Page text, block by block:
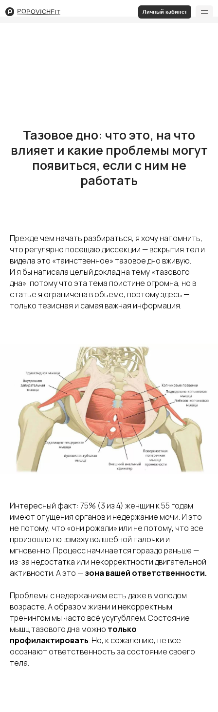
POPOVICHFIT
Прежде чем начать разбираться, я хочу напомнить,
что регулярно посещаю диссекции — вскрытия тел и
видела это «таинственное» тазовое дно вживую.
И я бы написала целый доклад на тему «тазового
дна», потому что эта тема поистине огромна, но в
статье я ограничена в объеме, поэтому здесь —
только тезисная и самая важная информация.
Интересный факт: 75% (3 из 4) женщин к 55 годам
имеют опущения органов и недержание мочи. И это
не потому, что «они рожали» или не потому, что все
произошло по взмаху волшебной палочки и
мгновенно. Процесс начинается гораздо раньше —
из-за недостатка или некорректности двигательной
активности. А это —зона вашей ответственности.
Проблемы с недержанием есть даже в молодом
возрасте. А образом жизни и некорректным
тренингом мы часто всё усугубляем. Состояние
мышц тазового дна можно только
профилактировать. Но, к сожалению, не все
осознают ответственность за состояние своего
тела.